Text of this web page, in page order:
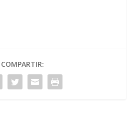
COMPARTIR: